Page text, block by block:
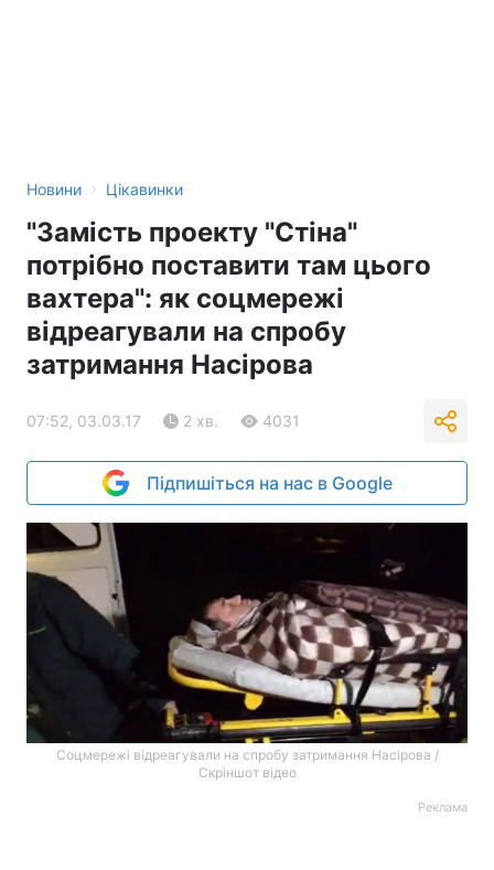
Новини › Цікавинки
"Замість проекту "Стіна"
потрібно поставити там цього
вахтера": як соцмережі
відреагували на спробу
затримання Насірова
07:52, 03.03.17 2 хв. 4031
Підпишіться на нас в Google
Соцмережі відреагували на спробу затримання Насірова /
Скріншот відео
Реклама